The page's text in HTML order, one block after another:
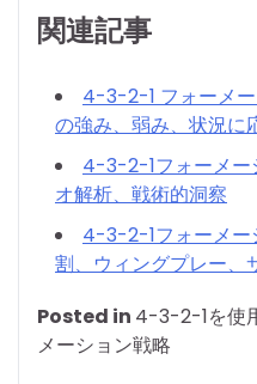
関連記事
4-3-2-1 フォーメ
の強み、弱み、状況に
4-3-2-1フォーメー
オ解析、戦術的洞察
4-3-2-1フォーメー
割、ウィングプレー、
Posted in 4-3-2-1を使
メーション戦略